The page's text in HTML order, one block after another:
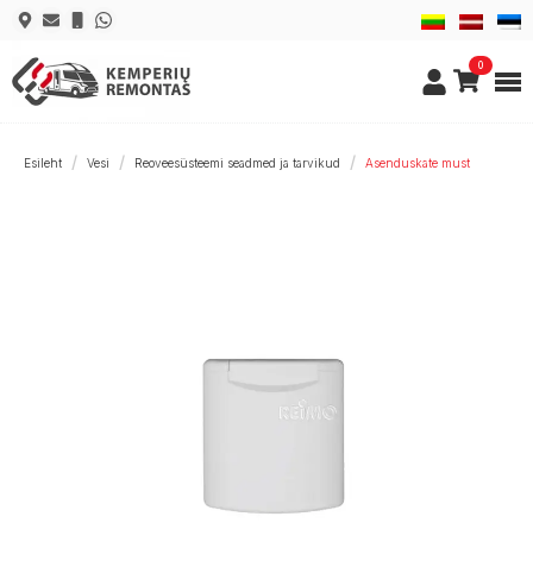
0
Esileht Vesi Reoveesüsteemi seadmed ja tarvikud Asenduskate must